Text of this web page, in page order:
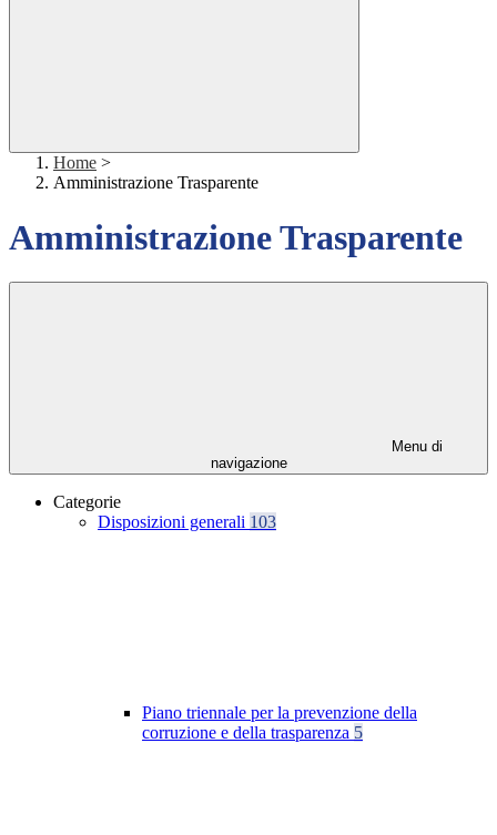
Home >
Amministrazione Trasparente
Amministrazione Trasparente
Menu di
navigazione
Categorie
Disposizioni generali 103
Piano triennale per la prevenzione della
corruzione e della trasparenza 5